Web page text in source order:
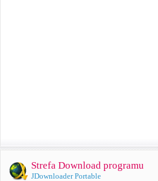
Strefa Download programu
JDownloader Portable